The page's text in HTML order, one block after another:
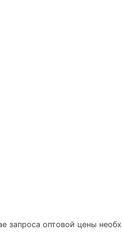
запроса оптовой цены